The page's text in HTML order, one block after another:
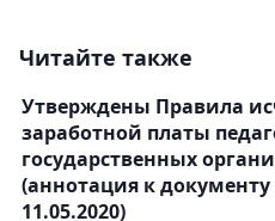
Читайте также
Утверждены Правила
заработной платы
государственных
(аннотация к документу
11.05.2020)